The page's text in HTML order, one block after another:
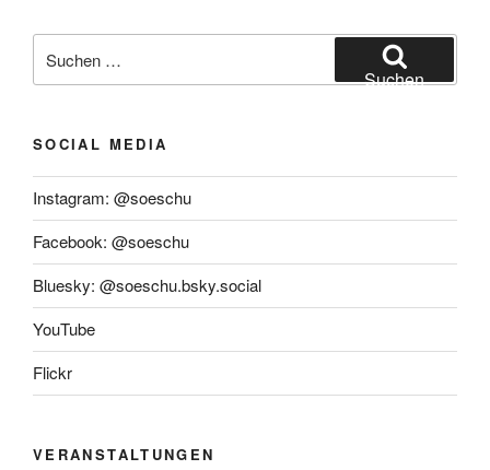
Frank
nach:
Suchen
SOCIAL MEDIA
Instagram: @soeschu
Facebook: @soeschu
Bluesky: @soeschu.bsky.social
YouTube
Flickr
VERANSTALTUNGEN